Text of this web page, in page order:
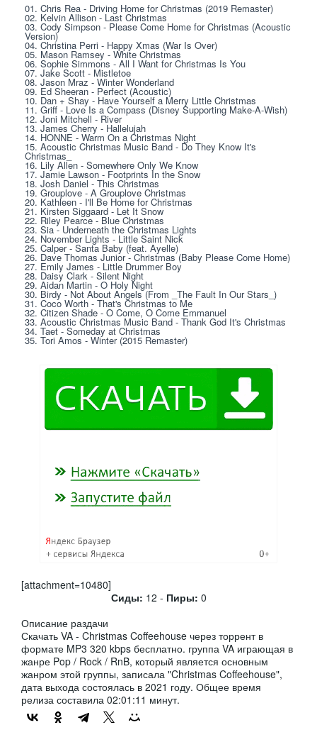
01. Chris Rea - Driving Home for Christmas (2019 Remaster)
02. Kelvin Allison - Last Christmas
03. Cody Simpson - Please Come Home for Christmas (Acoustic
Version)
04. Christina Perri - Happy Xmas (War Is Over)
05. Mason Ramsey - White Christmas
06. Sophie Simmons - All I Want for Christmas Is You
07. Jake Scott - Mistletoe
08. Jason Mraz - Winter Wonderland
09. Ed Sheeran - Perfect (Acoustic)
10. Dan + Shay - Have Yourself a Merry Little Christmas
11. Griff - Love Is a Compass (Disney Supporting Make-A-Wish)
12. Joni Mitchell - River
13. James Cherry - Hallelujah
14. HONNE - Warm On a Christmas Night
15. Acoustic Christmas Music Band - Do They Know It's
Christmas_
16. Lily Allen - Somewhere Only We Know
17. Jamie Lawson - Footprints In the Snow
18. Josh Daniel - This Christmas
19. Grouplove - A Grouplove Christmas
20. Kathleen - I'll Be Home for Christmas
21. Kirsten Siggaard - Let It Snow
22. Riley Pearce - Blue Christmas
23. Sia - Underneath the Christmas Lights
24. November Lights - Little Saint Nick
25. Calper - Santa Baby (feat. Ayelle)
26. Dave Thomas Junior - Christmas (Baby Please Come Home)
27. Emily James - Little Drummer Boy
28. Daisy Clark - Silent Night
29. Aidan Martin - O Holy Night
30. Birdy - Not About Angels (From _The Fault In Our Stars_)
31. Coco Worth - That's Christmas to Me
32. Citizen Shade - O Come, O Come Emmanuel
33. Acoustic Christmas Music Band - Thank God It's Christmas
34. Taet - Someday at Christmas
35. Tori Amos - Winter (2015 Remaster)
[attachment=10480]
Сиды: 12 - Пиры: 0
Описание раздачи
Скачать VA - Christmas Coffeehouse через торрент в
формате MP3 320 kbps бесплатно. группа VA играющая в
жанре Pop / Rock / RnB, который является основным
жанром этой группы, записала "Christmas Coffeehouse",
дата выхода состоялась в 2021 году. Общее время
релиза составила 02:01:11 минут.